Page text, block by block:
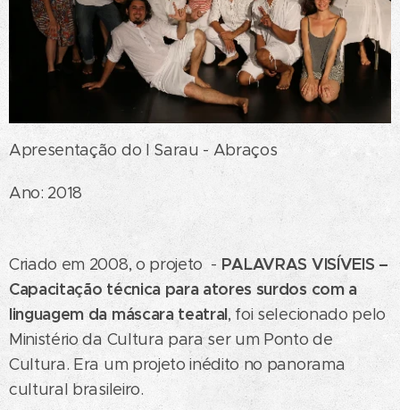
Apresentação do I Sarau - Abraços
Ano: 2018
Criado em 2008, o projeto - PALAVRAS VISÍVEIS –
Capacitação técnica para atores surdos com a
linguagem da máscara teatral, foi selecionado pelo
Ministério da Cultura para ser um Ponto de
Cultura. Era um projeto inédito no panorama
cultural brasileiro.